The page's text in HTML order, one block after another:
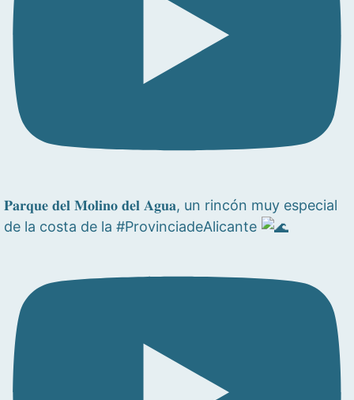
𝐏𝐚𝐫𝐪𝐮𝐞 𝐝𝐞𝐥 𝐌𝐨𝐥𝐢𝐧𝐨 𝐝𝐞𝐥 𝐀𝐠𝐮𝐚, un rincón muy especial
de la costa de la #ProvinciadeAlicante